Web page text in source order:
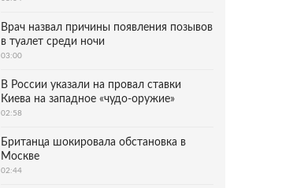
Врач назвал причины появления позывов
в туалет среди ночи
03:00
В России указали на провал ставки
Киева на западное «чудо-оружие»
02:58
Британца шокировала обстановка в
Москве
02:44